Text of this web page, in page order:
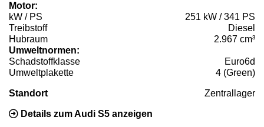
Motor:
kW / PS
251 kW / 341 PS
Treibstoff
Diesel
Hubraum
2.967 cm³
Umweltnormen:
Schadstoffklasse
Euro6d
Umweltplakette
4 (Green)
Standort Zentrallager
Details zum Audi S5 anzeigen